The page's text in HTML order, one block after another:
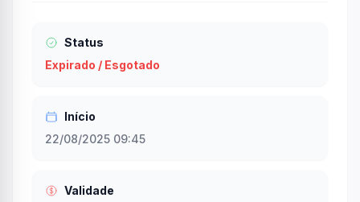
Status
Expirado / Esgotado
Início
22/08/2025 09:45
Validade